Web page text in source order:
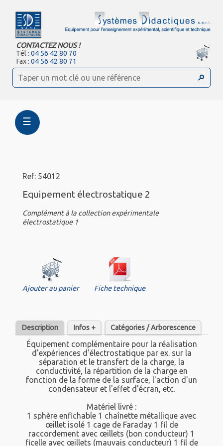
CONTACTEZ NOUS !
Tél :04 56 42 80 70
Fax :04 56 42 80 71
☰
Ref: 54012
Equipement électrostatique 2
Complément à la collection expérimentale
électrostatique 1
Ajouter au panier Fiche technique
Description Infos + Catégories / Arborescence
Équipement complémentaire pour la réalisation
d'expériences d'électrostatique par ex. sur la
séparation et le transfert de la charge, la
conductivité, la répartition de la charge en
fonction de la forme de la surface, l'action d'un
condensateur et l'effet d'écran, etc.
Matériel livré :
1 sphère enfichable 1 chaînette métallique avec
œillet isolé 1 cage de Faraday 1 fil de
raccordement avec œillets (bon conducteur) 1
ficelle avec œillets (mauvais conducteur) 1 fil de